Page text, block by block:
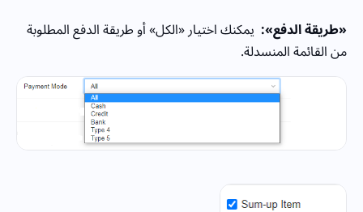
«طريقة الدفع»: يمكنك اختيار «الكل» أو طريقة الدفع المطلوبة
من القائمة المنسدلة.